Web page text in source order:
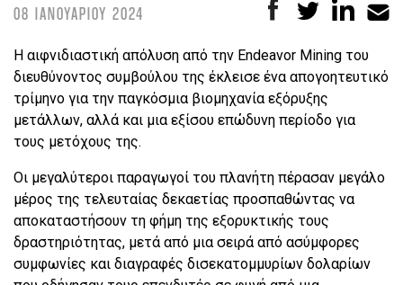
08 ΙΑΝΟΥΑΡΙΟΥ 2024
Η αιφνιδιαστική απόλυση από την Endeavor Mining του
διευθύνοντος συμβούλου της έκλεισε ένα απογοητευτικό
τρίμηνο για την παγκόσμια βιομηχανία εξόρυξης
μετάλλων, αλλά και μια εξίσου επώδυνη περίοδο για
τους μετόχους της.
Οι μεγαλύτεροι παραγωγοί του πλανήτη πέρασαν μεγάλο
μέρος της τελευταίας δεκαετίας προσπαθώντας να
αποκαταστήσουν τη φήμη της εξορυκτικής τους
δραστηριότητας, μετά από μια σειρά από ασύμφορες
συμφωνίες και διαγραφές δισεκατομμυρίων δολαρίων